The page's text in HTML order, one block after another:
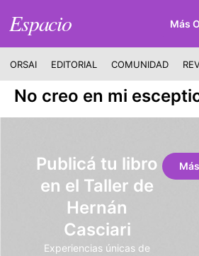
Espacio Más
ORSAI EDITORIAL COMUNIDAD
No creo en mi
Publicá tu libro
en el Taller de
Hernán
Casciari
Experiencias únicas de